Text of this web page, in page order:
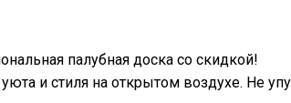
палубная доска со скидкой!
и стиля на открытом воздухе. Не